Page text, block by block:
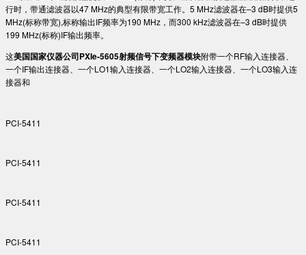
行时，带通滤波器以47 MHz的典型有限带宽工作。5 MHz滤波器在–3 dB时提供5
MHz(标称带宽),标称输出IF频率为190 MHz，而300 kHz滤波器在–3 dB时提供
199 MHz(标称)IF输出频率。
这美国国家仪器公司PXIe-5605射频信号下变频器模块附带一个RF输入连接器、
一个IF输出连接器、一个LO1输入连接器、一个LO2输入连接器、一个LO3输入连
接器和
PCI-5411
PCI-5411
PCI-5411
PCI-5411